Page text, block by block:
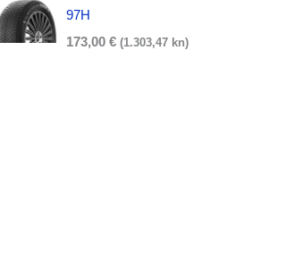
97H
173,00€ (1.303,47 kn)